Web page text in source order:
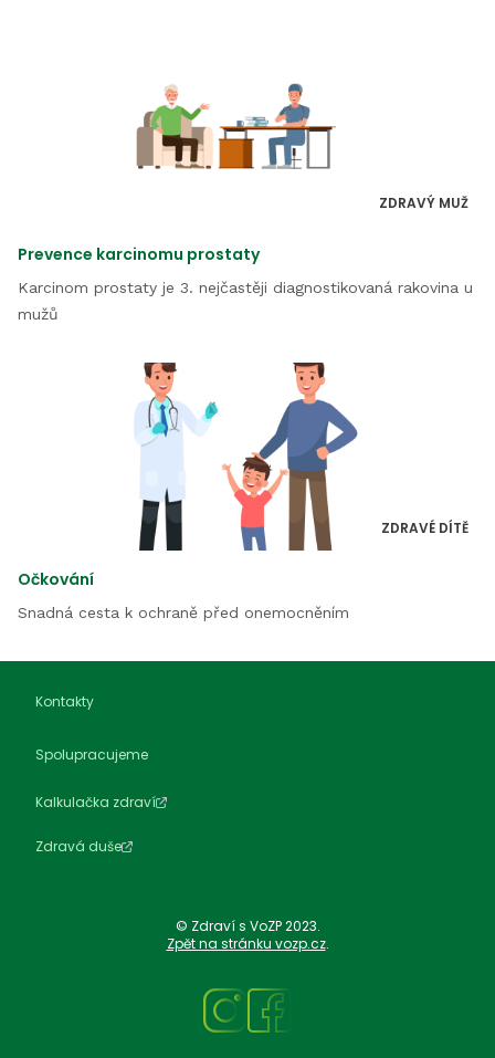
ZDRAVÝ MUŽ
Prevence karcinomu prostaty
Karcinom prostaty je 3. nejčastěji diagnostikovaná rakovina u
mužů
ZDRAVÉ DÍTĚ
Očkování
Snadná cesta k ochraně před onemocněním
Kontakty
Spolupracujeme
Kalkulačka zdraví
Zdravá duše
© Zdraví s VoZP 2023.
Zpět na stránku vozp.cz.